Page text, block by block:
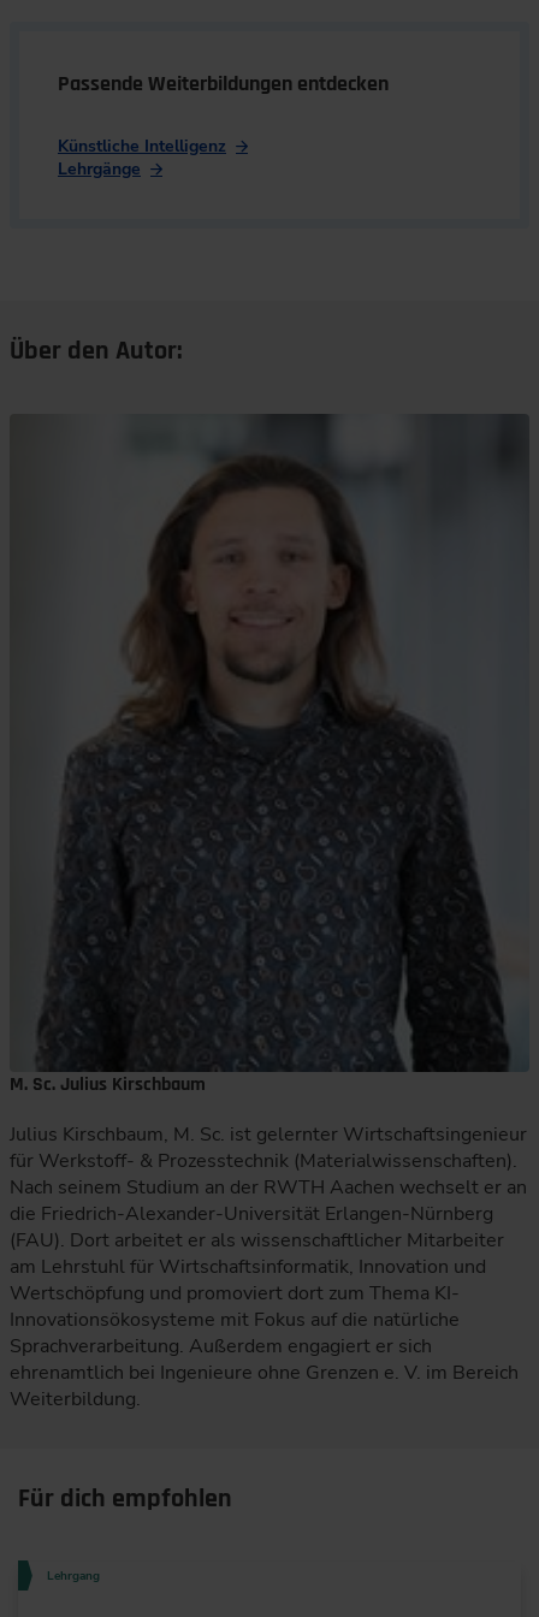
Passende Weiterbildungen entdecken
Künstliche Intelligenz
Lehrgänge
Über den Autor:
M. Sc. Julius Kirschbaum
Julius Kirschbaum, M. Sc. ist gelernter Wirtschaftsingenieur
für Werkstoff- & Prozesstechnik (Materialwissenschaften).
Nach seinem Studium an der RWTH Aachen wechselt er an
die Friedrich-Alexander-Universität Erlangen-Nürnberg
(FAU). Dort arbeitet er als wissenschaftlicher Mitarbeiter
am Lehrstuhl für Wirtschaftsinformatik, Innovation und
Wertschöpfung und promoviert dort zum Thema KI-
Innovationsökosysteme mit Fokus auf die natürliche
Sprachverarbeitung. Außerdem engagiert er sich
ehrenamtlich bei Ingenieure ohne Grenzen e. V. im Bereich
Weiterbildung.
Für dich empfohlen
Lehrgang